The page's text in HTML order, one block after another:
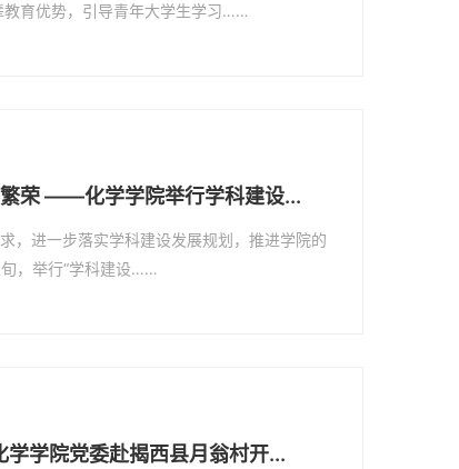
教育优势，引导青年大学生学习……
荣 ——化学学院举行学科建设...
，进一步落实学科建设发展规划，推进学院的
，举行“学科建设……
学院党委赴揭西县月翁村开...